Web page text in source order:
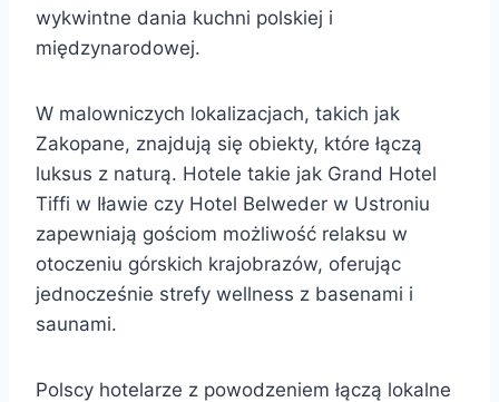
wykwintne dania kuchni polskiej i
międzynarodowej.
W malowniczych lokalizacjach, takich jak
Zakopane, znajdują się obiekty, które łączą
luksus z naturą. Hotele takie jak Grand Hotel
Tiffi w Iławie czy Hotel Belweder w Ustroniu
zapewniają gościom możliwość relaksu w
otoczeniu górskich krajobrazów, oferując
jednocześnie strefy wellness z basenami i
saunami.
Polscy hotelarze z powodzeniem łączą lokalne